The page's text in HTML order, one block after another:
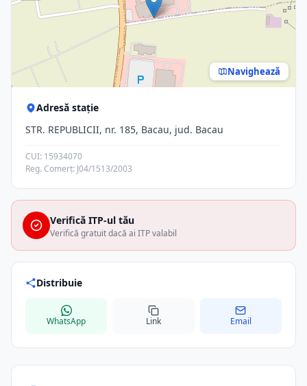
Navighează
Adresă stație
STR. REPUBLICII, nr. 185, Bacau, jud. Bacau
CUI: 15934070
Reg. Comerț: J04/1513/2003
Verifică ITP-ul tău
Verifică gratuit dacă ai ITP valabil
Distribuie
WhatsApp Link Email